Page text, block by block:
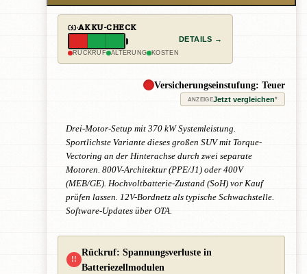
AKKU-CHECK
RÜCKRUF ALTERUNG KOSTEN
DETAILS →
Versicherungseinstufung: Teuer
ANZEIGEJetzt vergleichen*
Drei-Motor-Setup mit 370 kW Systemleistung.
Sportlichste Variante dieses großen SUV mit Torque-
Vectoring an der Hinterachse durch zwei separate
Motoren. 800V-Architektur (PPE/J1) oder 400V
(MEB/GE). Hochvoltbatterie-Zustand (SoH) vor Kauf
prüfen lassen. 12V-Bordnetz als typische Schwachstelle.
Software-Updates über OTA.
!!
Rückruf: Spannungsverluste in
Batteriezellmodulen